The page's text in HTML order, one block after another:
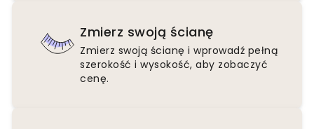
Zmierz swoją ścianę
Zmierz swoją ścianę i wprowadź pełną
szerokość i wysokość, aby zobaczyć
cenę.